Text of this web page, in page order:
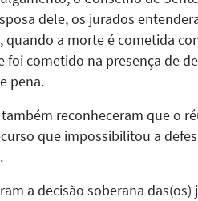
dele, os jurados
quando a morte é cometida
foi cometido na presença de
pena.
reconheceram que o
que impossibilitou a
a decisão soberana